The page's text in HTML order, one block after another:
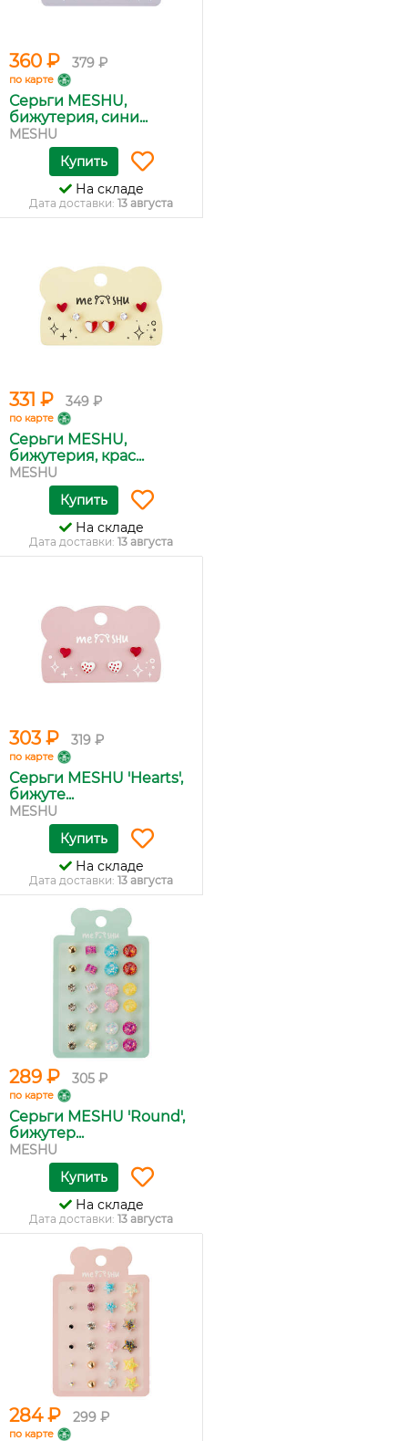
360 ₽ 379 ₽
по карте
Серьги MESHU,
бижутерия, сини...
MESHU
Купить
На складе
Дата доставки: 13 августа
331 ₽ 349 ₽
по карте
Серьги MESHU,
бижутерия, крас...
MESHU
Купить
На складе
Дата доставки: 13 августа
303 ₽ 319 ₽
по карте
Серьги MESHU 'Hearts',
бижуте...
MESHU
Купить
На складе
Дата доставки: 13 августа
289 ₽ 305 ₽
по карте
Серьги MESHU 'Round',
бижутер...
MESHU
Купить
На складе
Дата доставки: 13 августа
284 ₽ 299 ₽
по карте